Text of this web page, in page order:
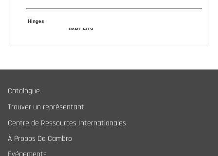
Catalogue
Trouver un représentant
Centre de Ressources Internationales
À Propos De Cambro